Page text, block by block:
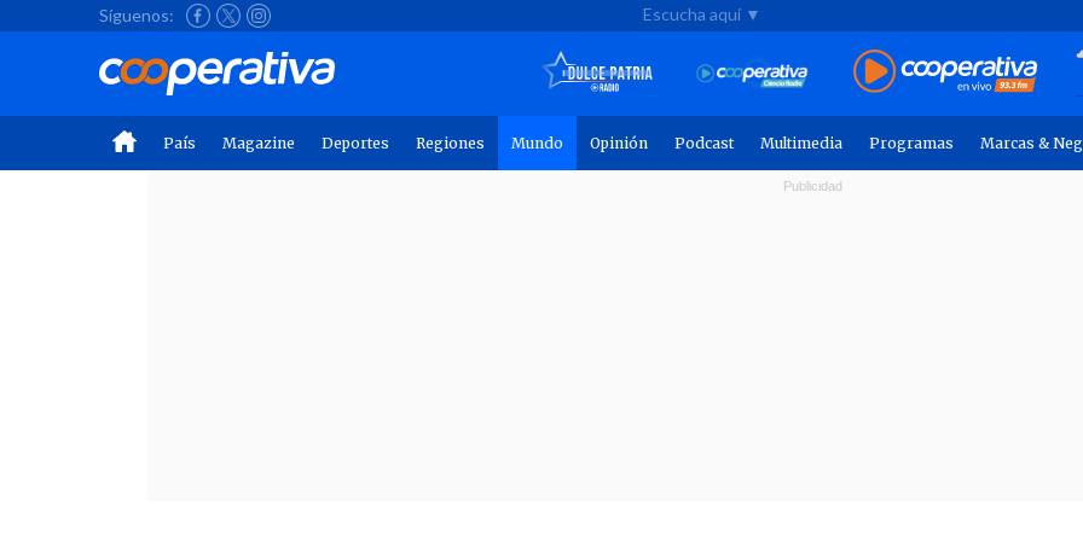
Síguenos: Escucha aquí ▼
País Magazine Deportes Regiones Mundo Opinión Podcast Multimedia Programas Marcas &